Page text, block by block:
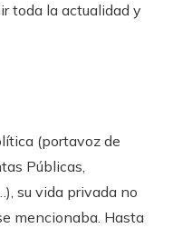
toda la actualidad y
(portavoz de
Públicas,
su vida privada no
mencionaba. Hasta